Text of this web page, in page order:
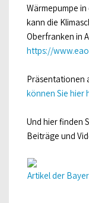
Wärmepumpe
kann die
Oberfranken in
https://
Präsentationen
können Sie hier
Und hier finden
Beiträge und
Artikel der